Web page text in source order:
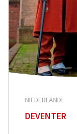
NIEDERLANDE
DEVENTER